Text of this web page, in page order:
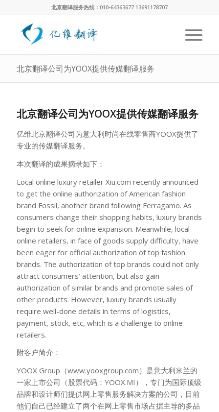
北京翻译服务热线：010-64363677 13691178707
北京翻译公司为YOOX提供传媒翻译服务
北京翻译公司为YOOX提供传媒翻译服务
亿维北京翻译公司为意大利时尚在线零售商YOOX提供了
专业的传媒翻译服务。
本次翻译的成果摘录如下：
Local online luxury retailer Xiu.com recently announced
to get the online authorization of American fashion
brand Fossil, another brand following Ferragamo. As
consumers change their shopping habits, luxury brands
begin to seek for online expansion. Meanwhile, local
online retailers, in face of goods supply difficulty, have
been eager for official authorization of top fashion
brands. The authorization of top brands could not only
attract consumers’ attention, but also gain
authorization of similar brands and promote sales of
other products. However, luxury brands usually
require well-done details in terms of logistics,
payment, stock, etc, which is a challenge to online
retailers.
附客户简介：
YOOX Group（www.yooxgroup.com）是意大利米兰的
一家上市公司（股票代码：YOOX.MI），专门为国际顶级
品牌和设计师们提供网上零售服务解决方案的公司，目前
他们自己已经建立了两个在网上零售市场占据主导的多品